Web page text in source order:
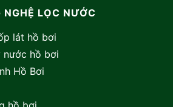
NGHỆ LỌC NƯỚC
lát hồ bơi
nước hồ bơi
Hồ Bơi